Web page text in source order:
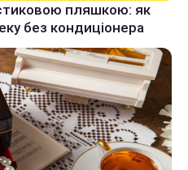
пляшкою: як
без кондиціонера